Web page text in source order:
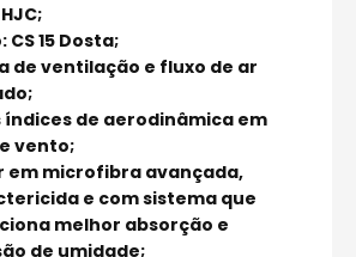
CS 15 Dosta;
de ventilação e fluxo de ar
índices de aerodinâmica em
vento;
em microfibra avançada,
e com sistema que
melhor absorção e
de umidade;